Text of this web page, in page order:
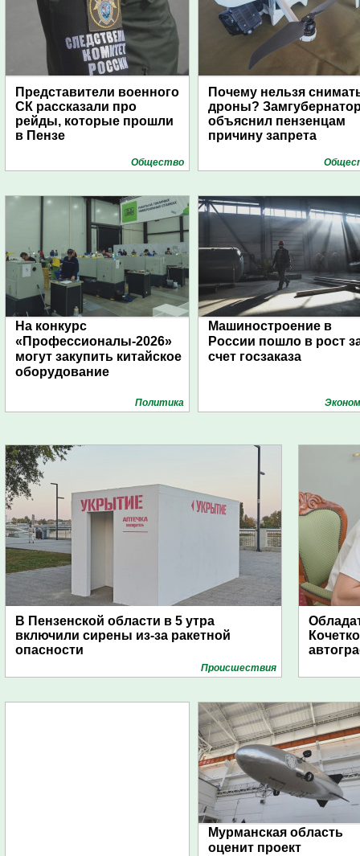
Представители военного
СК рассказали про
рейды, которые прошли
в Пензе
Общество
Почему нельзя
дроны?
объяснил пензенцам
причину запрета
На конкурс
«Профессионалы-2026»
могут закупить китайское
оборудование
Политика
Машиностроение в
России пошло в рост
счет госзаказа
В Пензенской области в 5 утра
включили сирены из-за ракетной
опасности
Проиcшествия
Мурманская область
оценит проект